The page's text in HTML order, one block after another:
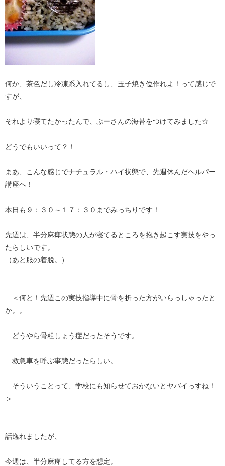
何か、茶色だし冷凍系入れてるし、玉子焼き位作れよ！って感じで
すが、
それより寝てたかったんで、ぷーさんの海苔をつけてみました☆
どうでもいいって？！
まあ、こんな感じでナチュラル・ハイ状態で、先週休んだヘルパー
講座へ！
本日も９：３０～１７：３０までみっちりです！
先週は、半分麻痺状態の人が寝てるところを抱き起こす実技をやっ
たらしいです。
（あと服の着脱。）
＜何と！先週この実技指導中に骨を折った方がいらっしゃったと
か。。
どうやら骨粗しょう症だったそうです。
救急車を呼ぶ事態だったらしい。
そういうことって、学校にも知らせておかないとヤバイっすね！
＞
話逸れましたが、
今週は、半分麻痺してる方を想定。